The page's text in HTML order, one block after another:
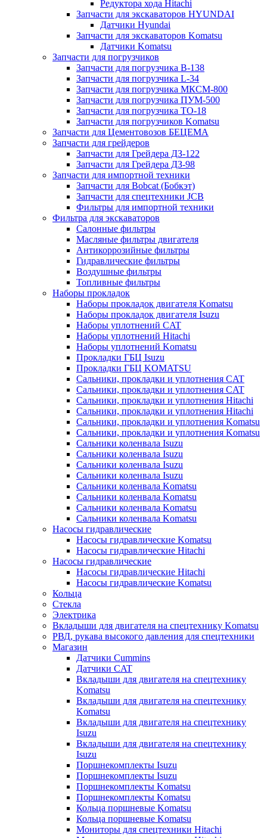
Редуктора хода Hitachi
Запчасти для экскаваторов HYUNDAI
Датчики Hyundai
Запчасти для экскаваторов Komatsu
Датчики Komatsu
Запчасти для погрузчиков
Запчасти для погрузчика B-138
Запчасти для погрузчика L-34
Запчасти для погрузчика МКСМ-800
Запчасти для погрузчика ПУМ-500
Запчасти для погрузчика ТО-18
Запчасти для погрузчиков Komatsu
Запчасти для Цементовозов БЕЦЕМА
Запчасти для грейдеров
Запчасти для Грейдера ДЗ-122
Запчасти для Грейдера ДЗ-98
Запчасти для импортной техники
Запчасти для Bobcat (Бобкэт)
Запчасти для спецтехники JCB
Фильтры для импортной техники
Фильтра для экскаваторов
Салонные фильтры
Масляные фильтры двигателя
Антикоррозийные фильтры
Гидравлические фильтры
Воздушные фильтры
Топливные фильтры
Наборы прокладок
Наборы прокладок двигателя Komatsu
Наборы прокладок двигателя Isuzu
Наборы уплотнений CAT
Наборы уплотнений Hitachi
Наборы уплотнений Komatsu
Прокладки ГБЦ Isuzu
Прокладки ГБЦ KOMATSU
Сальники, прокладки и уплотнения CAT
Сальники, прокладки и уплотнения CAT
Сальники, прокладки и уплотнения Hitachi
Сальники, прокладки и уплотнения Hitachi
Сальники, прокладки и уплотнения Komatsu
Сальники, прокладки и уплотнения Komatsu
Сальники коленвала Isuzu
Сальники коленвала Isuzu
Сальники коленвала Isuzu
Сальники коленвала Isuzu
Сальники коленвала Komatsu
Сальники коленвала Komatsu
Сальники коленвала Komatsu
Сальники коленвала Komatsu
Насосы гидравлические
Насосы гидравлические Komatsu
Насосы гидравлические Hitachi
Насосы гидравлические
Насосы гидравлические Hitachi
Насосы гидравлические Komatsu
Кольца
Стекла
Электрика
Вкладыши для двигателя на спецтехнику Komatsu
РВД, рукава высокого давления для спецтехники
Магазин
Датчики Cummins
Датчики CAT
Вкладыши для двигателя на спецтехнику
Komatsu
Вкладыши для двигателя на спецтехнику
Komatsu
Вкладыши для двигателя на спецтехнику
Isuzu
Вкладыши для двигателя на спецтехнику
Isuzu
Поршнекомплекты Isuzu
Поршнекомплекты Isuzu
Поршнекомплекты Komatsu
Поршнекомплекты Komatsu
Кольца поршневые Komatsu
Кольца поршневые Komatsu
Мониторы для спецтехники Hitachi